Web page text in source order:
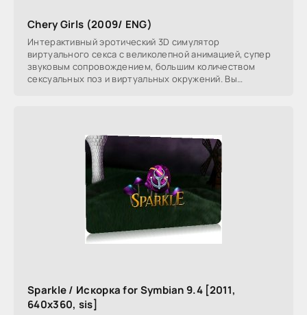
Chery Girls (2009/ ENG)
Интерактивный эротический 3D симулятор
виртуального секса с великолепной анимацией, супер
звуковым сопровождением, большим количеством
сексуальных поз и виртуальных окружений. Вы
Sparkle / Искорка for Symbian 9.4 [2011,
640х360, sis]